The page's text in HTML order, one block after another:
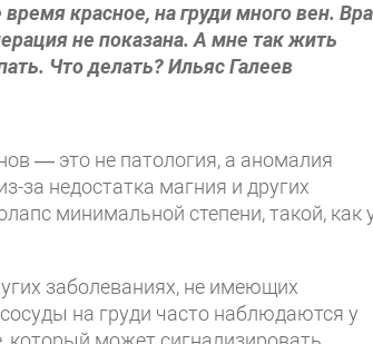
красное, на груди много вен.
не показана. А мне так жить
Что делать? Ильяс Галеев
— это не патология, а аномалия
за недостатка магния и других
минимальной степени, такой, как
заболеваниях, не имеющих
на груди часто наблюдаются у